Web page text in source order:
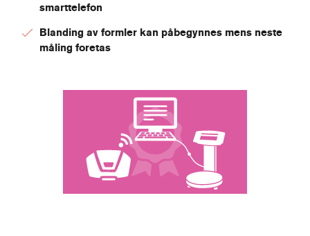
smarttelefon
Blanding av formler kan påbegynnes mens neste
måling foretas